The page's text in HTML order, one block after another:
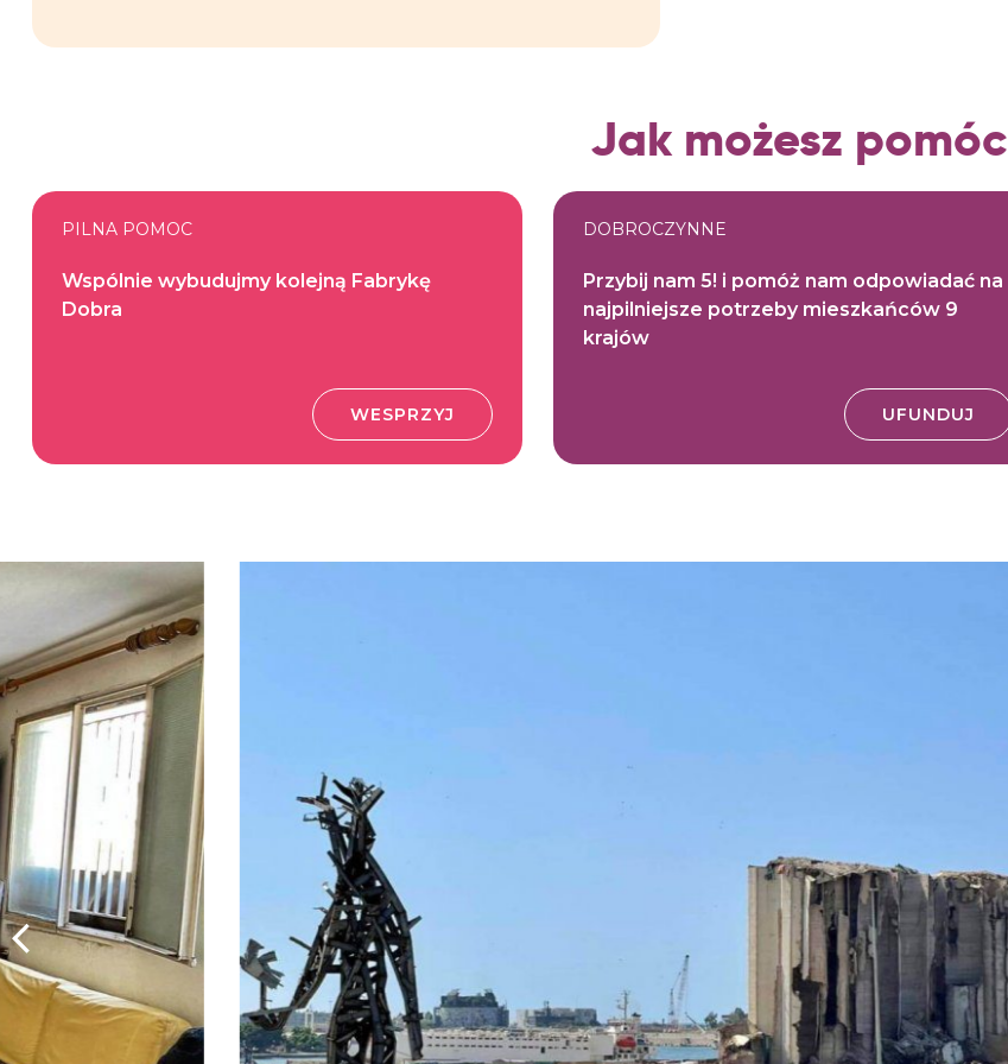
Jak możesz pomóc
PILNA POMOC
Wspólnie wybudujmy kolejną Fabrykę
Dobra
WESPRZYJ
DOBROCZYNNE
Przybij nam 5! i pomóż nam odpowiadać na
najpilniejsze potrzeby mieszkańców 9
krajów
UFUNDUJ